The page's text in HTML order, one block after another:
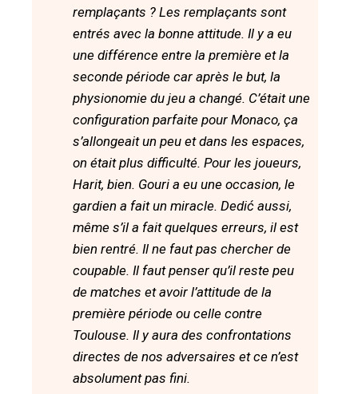
remplaçants ? Les remplaçants sont
entrés avec la bonne attitude. Il y a eu
une différence entre la première et la
seconde période car après le but, la
physionomie du jeu a changé. C’était une
configuration parfaite pour Monaco, ça
s’allongeait un peu et dans les espaces,
on était plus difficulté. Pour les joueurs,
Harit, bien. Gouri a eu une occasion, le
gardien a fait un miracle. Dedić aussi,
même s’il a fait quelques erreurs, il est
bien rentré. Il ne faut pas chercher de
coupable. Il faut penser qu’il reste peu
de matches et avoir l’attitude de la
première période ou celle contre
Toulouse. Il y aura des confrontations
directes de nos adversaires et ce n’est
absolument pas fini.